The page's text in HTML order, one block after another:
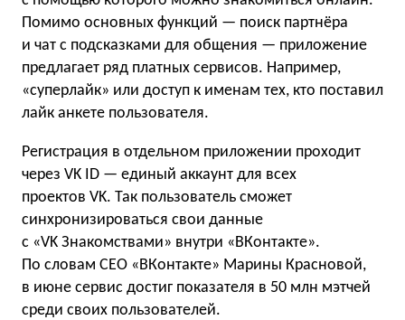
Помимо основных функций — поиск партнёра
и чат с подсказками для общения — приложение
предлагает ряд платных сервисов. Например,
«суперлайк» или доступ к именам тех, кто поставил
лайк анкете пользователя.
Регистрация в отдельном приложении проходит
через VK ID — единый аккаунт для всех
проектов VK. Так пользователь сможет
синхронизироваться свои данные
с «VK Знакомствами» внутри «ВКонтакте».
По словам СЕО «ВКонтакте» Марины Красновой,
в июне сервис достиг показателя в 50 млн мэтчей
среди своих пользователей.